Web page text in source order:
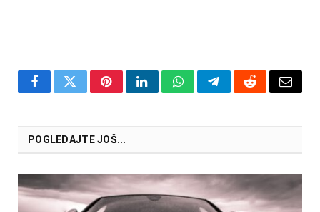
FacebookTwitterPinterestLinkedInWhatsAppTelegramRedditEmail
POGLEDAJTE JOŠ...